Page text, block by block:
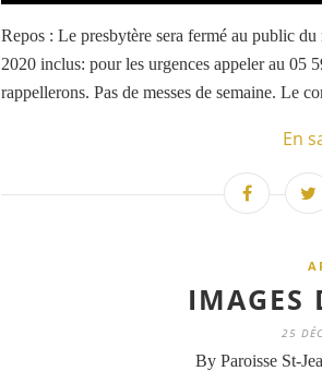
Repos : Le presbytère sera fermé au public
2020 inclus: pour les urgences appeler au 05
rappellerons. Pas de messes de semaine. Le
En
IMAGES
25
By Paroisse St-